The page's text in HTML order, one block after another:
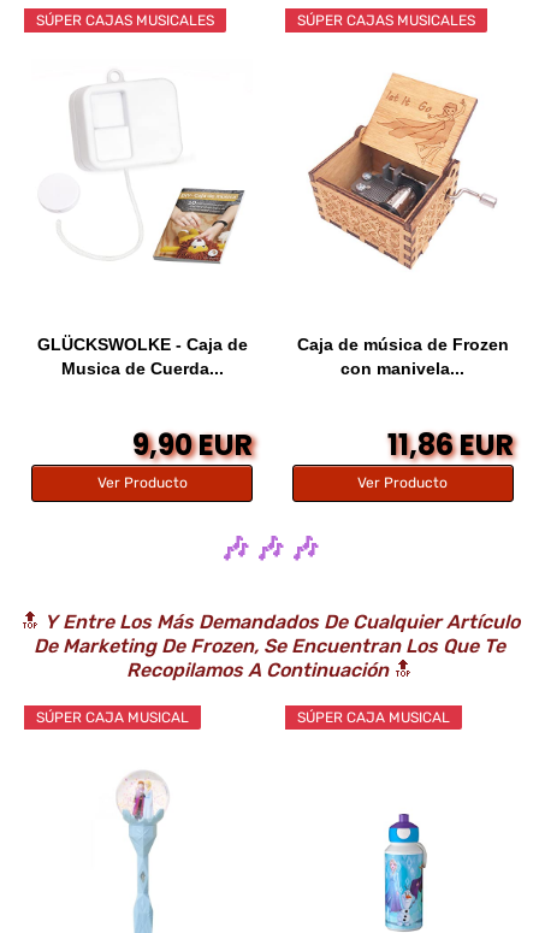
SÚPER CAJAS MUSICALES
GLÜCKSWOLKE - Caja de
Musica de Cuerda...
9,90 EUR
Ver Producto
SÚPER CAJAS MUSICALES
Caja de música de Frozen
con manivela...
11,86 EUR
Ver Producto
🎶 🎶 🎶
🔝 Y Entre Los Más Demandados De Cualquier Artículo
De Marketing De Frozen, Se Encuentran Los Que Te
Recopilamos A Continuación🔝
SÚPER CAJA MUSICAL SÚPER CAJA MUSICAL